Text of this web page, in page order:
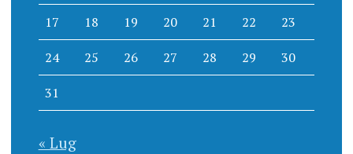
17 18 19 20 21 22 23
24 25 26 27 28 29 30
31
« Lug